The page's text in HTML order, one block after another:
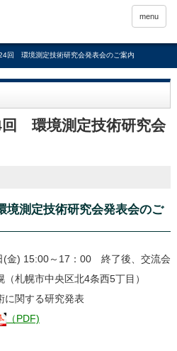
menu
24回 環境測定技術研究会発表会のご案内
回 環境測定技術研究会
測定技術研究会発表会のご
15:00～17：00 終了後、交流会
市中央区北4条西5丁目）
する研究発表
（PDF)